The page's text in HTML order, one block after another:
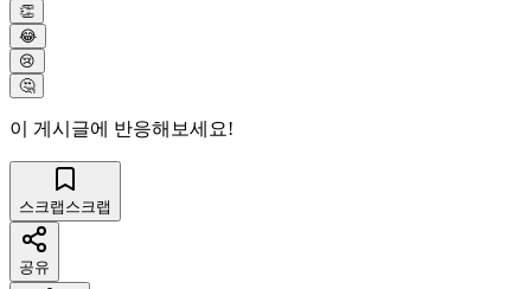
👏
😂
😢
🤔
이 게시글에 반응해보세요!
스크랩 스크랩
공유